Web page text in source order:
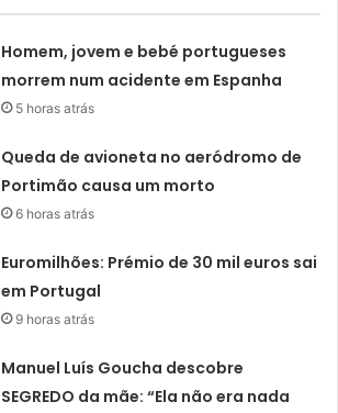
Homem, jovem e bebé portugueses
morrem num acidente em Espanha
5 horas atrás
Queda de avioneta no aeródromo de
Portimão causa um morto
6 horas atrás
Euromilhões: Prémio de 30 mil euros sai
em Portugal
9 horas atrás
Manuel Luís Goucha descobre
SEGREDO da mãe: “Ela não era nada